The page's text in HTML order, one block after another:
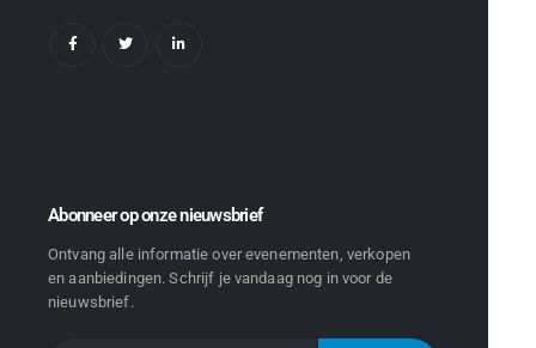
Abonneer op onze nieuwsbrief
Ontvang alle informatie over evenementen, verkopen
en aanbiedingen. Schrijf je vandaag nog in voor de
nieuwsbrief.